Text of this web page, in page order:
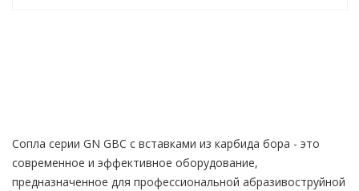
Сопла серии GN GBC с вставками из карбида бора - это
современное и эффективное оборудование,
предназначенное для профессиональной абразивоструйной